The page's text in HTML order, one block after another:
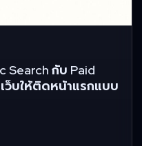
Search กับ Paid
ว็บให้ติดหน้าแรกแบบ